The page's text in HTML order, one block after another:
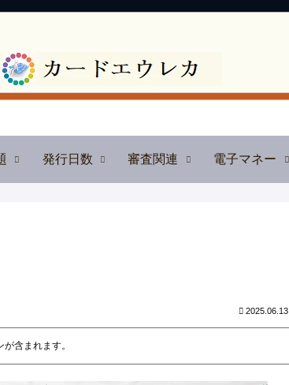
発行日数 審査関連 電子マネー
2025.06.13
含まれます。